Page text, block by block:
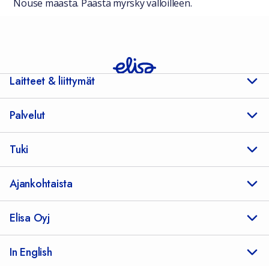
Nouse maasta. Päästä myrsky valloilleen.
Laitteet & liittymät
Palvelut
Tuki
Ajankohtaista
Elisa Oyj
In English